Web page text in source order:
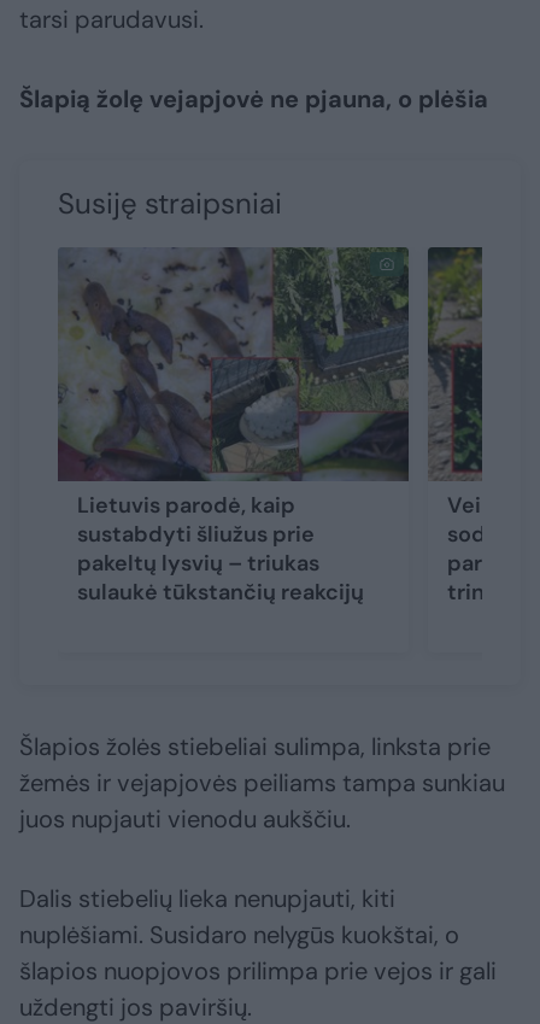
tarsi parudavusi.
Šlapią žolę vejapjovė ne pjauna, o plėšia
Susiję straipsniai
Lietuvis parodė, kaip
sustabdyti šliužus prie
pakeltų lysvių – triukas
sulaukė tūkstančių reakcijų
Veikia
parą
trinkelių
Šlapios žolės stiebeliai sulimpa, linksta prie
žemės ir vejapjovės peiliams tampa sunkiau
juos nupjauti vienodu aukščiu.
Dalis stiebelių lieka nenupjauti, kiti
nuplėšiami. Susidaro nelygūs kuokštai, o
šlapios nuopjovos prilimpa prie vejos ir gali
uždengti jos paviršių.